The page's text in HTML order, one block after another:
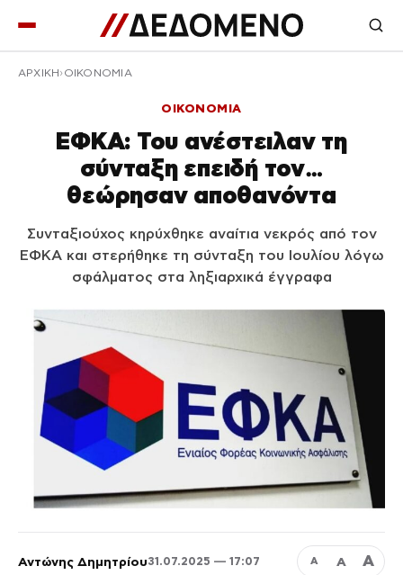
ΑΡΧΙΚΉ ΟΙΚΟΝΟΜΙΑ
ΟΙΚΟΝΟΜΙΑ
ΕΦΚΑ: Του ανέστειλαν τη
σύνταξη επειδή τον…
θεώρησαν αποθανόντα
Συνταξιούχος κηρύχθηκε αναίτια νεκρός από τον
ΕΦΚΑ και στερήθηκε τη σύνταξη του Ιουλίου λόγω
σφάλματος στα ληξιαρχικά έγγραφα
Αντώνης Δημητρίου31.07.2025 — 17:07 Α Α Α